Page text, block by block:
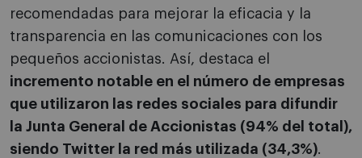
recomendadas para mejorar la eficacia y la
transparencia en las comunicaciones con los
pequeños accionistas. Así, destaca el
incremento notable en el número de empresas
que utilizaron las redes sociales para difundir
la Junta General de Accionistas (94% del total),
siendo Twitter la red más utilizada (34,3%).